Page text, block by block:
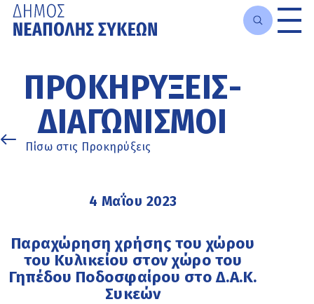
κυρίως
περιεχόμενο
ΠΡΟΚΗΡΎΞΕΙΣ-
ΔΙΑΓΩΝΙΣΜΟΊ
Πίσω στις Προκηρύξεις
4 Μαΐου 2023
Παραχώρηση χρήσης του χώρου
του Κυλικείου στον χώρο του
Γηπέδου Ποδοσφαίρου στο Δ.Α.Κ.
Συκεών